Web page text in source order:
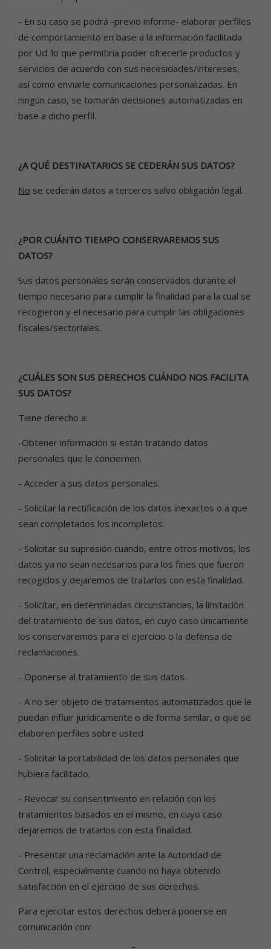
- En su caso se podrá -previo informe- elaborar perfiles
de comportamiento en base a la información facilitada
por Ud. lo que permitiría poder ofrecerle productos y
servicios de acuerdo con sus necesidades/intereses,
así como enviarle comunicaciones personalizadas. En
ningún caso, se tomarán decisiones automatizadas en
base a dicho perfil.
¿A QUÉ DESTINATARIOS SE CEDERÁN SUS DATOS?
No se cederán datos a terceros salvo obligación legal.
¿POR CUÁNTO TIEMPO CONSERVAREMOS SUS
DATOS?
Sus datos personales serán conservados durante el
tiempo necesario para cumplir la finalidad para la cual se
recogieron y el necesario para cumplir las obligaciones
fiscales/sectoriales.
¿CUÁLES SON SUS DERECHOS CUÁNDO NOS FACILITA
SUS DATOS?
Tiene derecho a:
-Obtener información si están tratando datos
personales que le conciernen.
- Acceder a sus datos personales.
- Solicitar la rectificación de los datos inexactos o a que
sean completados los incompletos.
- Solicitar su supresión cuando, entre otros motivos, los
datos ya no sean necesarios para los fines que fueron
recogidos y dejaremos de tratarlos con esta finalidad.
- Solicitar, en determinadas circunstancias, la limitación
del tratamiento de sus datos, en cuyo caso únicamente
los conservaremos para el ejercicio o la defensa de
reclamaciones.
- Oponerse al tratamiento de sus datos.
- A no ser objeto de tratamientos automatizados que le
puedan influir jurídicamente o de forma similar, o que se
elaboren perfiles sobre usted.
- Solicitar la portabilidad de los datos personales que
hubiera facilitado.
- Revocar su consentimiento en relación con los
tratamientos basados en el mismo, en cuyo caso
dejaremos de tratarlos con esta finalidad.
- Presentar una reclamación ante la Autoridad de
Control, especialmente cuando no haya obtenido
satisfacción en el ejercicio de sus derechos.
Para ejercitar estos derechos deberá ponerse en
comunicación con: